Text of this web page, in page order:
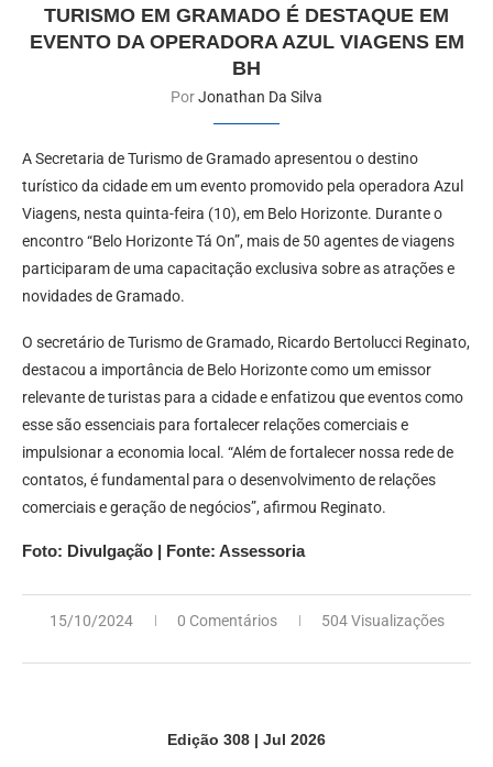
TURISMO EM GRAMADO É DESTAQUE EM
EVENTO DA OPERADORA AZUL VIAGENS EM
BH
PorJonathan Da Silva
A Secretaria de Turismo de Gramado apresentou o destino
turístico da cidade em um evento promovido pela operadora Azul
Viagens, nesta quinta-feira (10), em Belo Horizonte. Durante o
encontro “Belo Horizonte Tá On”, mais de 50 agentes de viagens
participaram de uma capacitação exclusiva sobre as atrações e
novidades de Gramado.
O secretário de Turismo de Gramado, Ricardo Bertolucci Reginato,
destacou a importância de Belo Horizonte como um emissor
relevante de turistas para a cidade e enfatizou que eventos como
esse são essenciais para fortalecer relações comerciais e
impulsionar a economia local. “Além de fortalecer nossa rede de
contatos, é fundamental para o desenvolvimento de relações
comerciais e geração de negócios”, afirmou Reginato.
Foto: Divulgação | Fonte: Assessoria
15/10/2024 0 Comentários 504 Visualizações
Edição 308 | Jul 2026